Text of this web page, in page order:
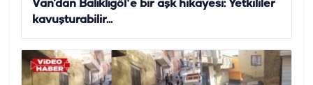
Van’dan Balıklıgöl'e bir aşk hikayesi: Yetkililer
kavuşturabilir...